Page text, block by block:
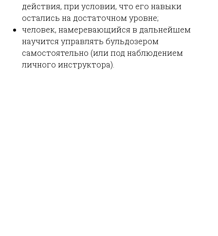
действия, при условии, что его навыки
остались на достаточном уровне;
человек, намеревающийся в дальнейшем
научится управлять бульдозером
самостоятельно (или под наблюдением
личного инструктора).